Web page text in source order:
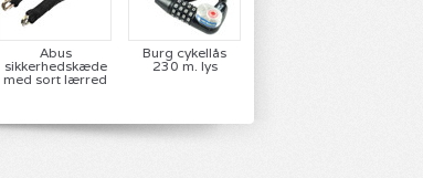
Abus
sikkerhedskæde
med sort lærred
Burg cykellås
230 m. lys